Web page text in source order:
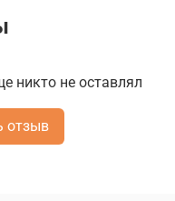
никто не оставлял
отзыв